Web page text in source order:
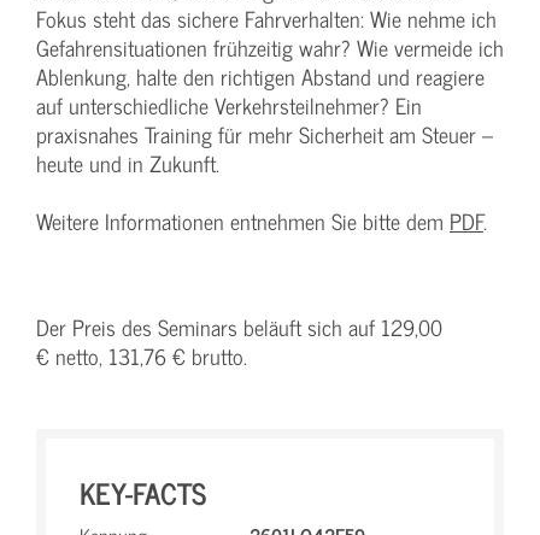
Fokus steht das sichere Fahrverhalten: Wie nehme ich
Gefahrensituationen frühzeitig wahr? Wie vermeide ich
Ablenkung, halte den richtigen Abstand und reagiere
auf unterschiedliche Verkehrsteilnehmer? Ein
praxisnahes Training für mehr Sicherheit am Steuer –
heute und in Zukunft.
Weitere Informationen entnehmen Sie bitte dem PDF.
Der Preis des Seminars beläuft sich auf 129,00
€ netto, 131,76 € brutto.
KEY-FACTS